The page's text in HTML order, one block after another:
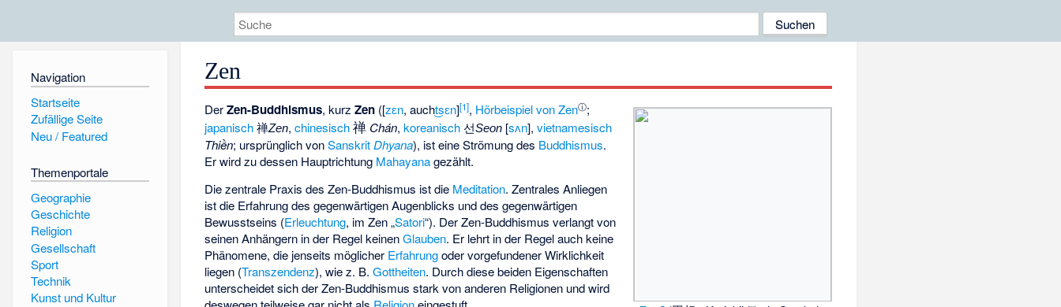
Navigation
Startseite
Zufällige Seite
Neu / Featured
Themenportale
Geographie
Geschichte
Religion
Gesellschaft
Sport
Technik
Kunst und Kultur
Zen
DerZen-Buddhismus, kurzZen ([zɛn, aucht͜sɛn][1], Hörbeispiel von Zenⓘ;
japanisch 禅Zen,chinesisch 禅 Chán,koreanisch 선Seon [sʌn],vietnamesisch
Thiền; ursprünglich vonSanskrit Dhyana), ist eine Strömung des Buddhismus.
Er wird zu dessen Hauptrichtung Mahayanagezählt.
Die zentrale Praxis des Zen-Buddhismus ist die Meditation. Zentrales Anliegen
ist die Erfahrung des gegenwärtigen Augenblicks und des gegenwärtigen
Bewusstseins (Erleuchtung, im Zen „Satori“). Der Zen-Buddhismus verlangt von
seinen Anhängern in der Regel keinenGlauben. Er lehrt in der Regel auch keine
Phänomene, die jenseits möglicher Erfahrungoder vorgefundener Wirklichkeit
liegen (Transzendenz), wie z. B.Gottheiten. Durch diese beiden Eigenschaften
unterscheidet sich der Zen-Buddhismus stark von anderen Religionen und wird